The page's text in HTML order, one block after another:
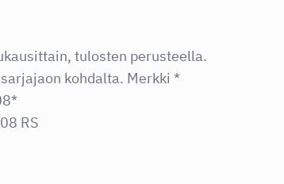
tulosten perusteella.
kohdalta. Merkki *
RS